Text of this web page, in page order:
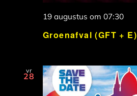
Groenafval (GFT + E)
19 augustus om 07:30
vr
28